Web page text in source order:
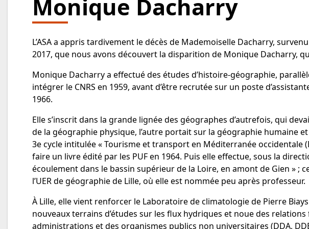
Monique Dacharry
L’ASA a appris tardivement le décès de Mademoiselle Dacharry,
2017, que nous avons découvert la disparition de Monique Dacharry,
Monique Dacharry a effectué des études d’histoire-géographie,
intégrer le CNRS en 1959, avant d’être recrutée sur un poste
1966.
Elle s’inscrit dans la grande lignée des géographes d’autrefois, qui
de la géographie physique, l’autre portait sur la géographie humaine
3e cycle intitulée « Tourisme et transport en Méditerranée occidentale
faire un livre édité par les PUF en 1964. Puis elle effectue, sous la
écoulement dans le bassin supérieur de la Loire, en amont de Gien » ;
l’UER de géographie de Lille, où elle est nommée peu après professeur.
À Lille, elle vient renforcer le Laboratoire de climatologie de Pierre
nouveaux terrains d’études sur les flux hydriques et noue des
administrations et des organismes publics non universitaires (DDA,